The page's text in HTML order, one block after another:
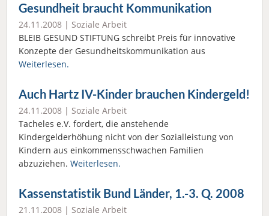
Gesundheit braucht Kommunikation
24.11.2008 | Soziale Arbeit
BLEIB GESUND STIFTUNG schreibt Preis für innovative
Konzepte der Gesundheitskommunikation aus
Weiterlesen.
Auch Hartz IV-Kinder brauchen Kindergeld!
24.11.2008 | Soziale Arbeit
Tacheles e.V. fordert, die anstehende
Kindergelderhöhung nicht von der Sozialleistung von
Kindern aus einkommensschwachen Familien
abzuziehen. Weiterlesen.
Kassenstatistik Bund Länder, 1.-3. Q. 2008
21.11.2008 | Soziale Arbeit